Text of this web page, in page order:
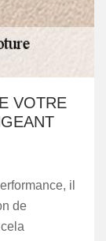
VOTRE
il
de